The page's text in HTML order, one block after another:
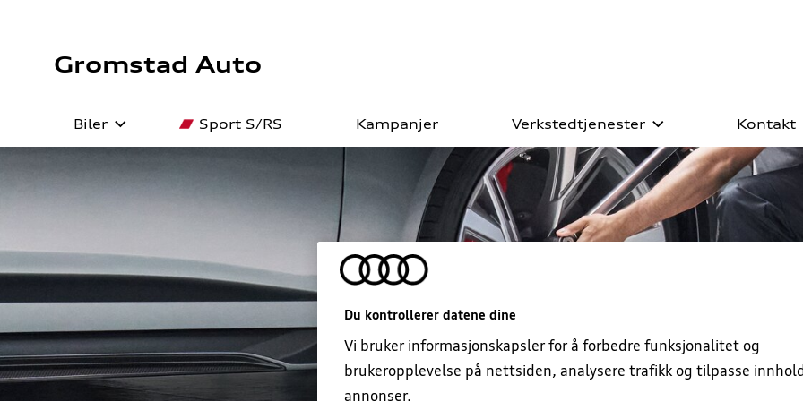
Gromstad Auto
Biler
Bilmodeller Bestill prøvekjøring
Lagerbiler
Firmabil Prislister
Finansiering
Garanti
Sport S/RS Kampanjer Verkstedtjenester
Bestill verkstedtime 5+ Originalservice
Dekkhotell
Ruteservice
Kontakt
Du kontrollerer datene dine
Vi bruker informasjonskapsler for å forbedre funksjonalitet og
brukeropplevelse på nettsiden, analysere trafikk og tilpasse
annonser.